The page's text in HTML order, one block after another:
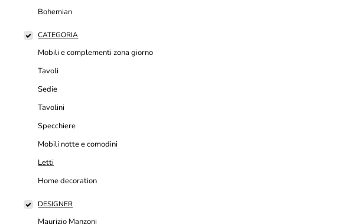
Bohemian
CATEGORIA
Mobili e complementi zona giorno
Tavoli
Sedie
Tavolini
Specchiere
Mobili notte e comodini
Letti
Home decoration
DESIGNER
Maurizio Manzoni